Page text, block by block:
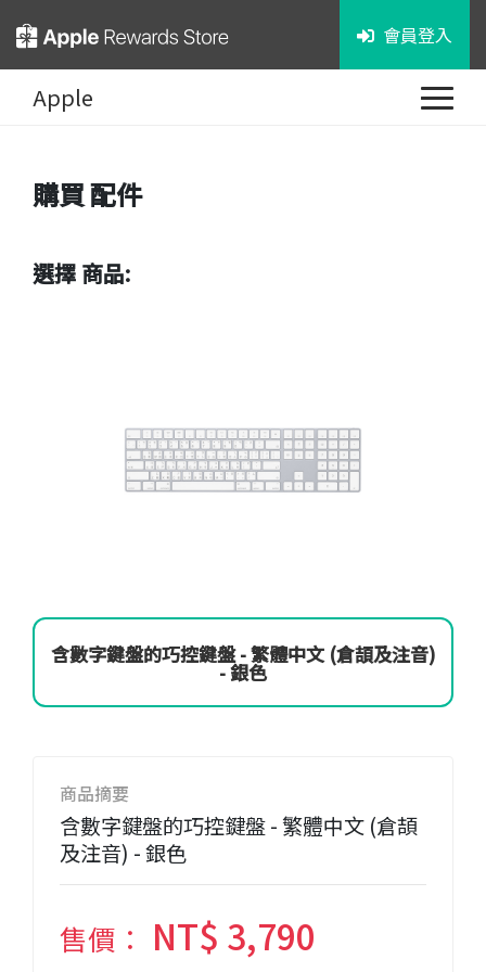
會員登入
Apple
購買配件
選擇 商品:
含數字鍵盤的巧控鍵盤 - 繁體中文 (倉頡及注音)
- 銀色
商品摘要
含數字鍵盤的巧控鍵盤 - 繁體中文 (倉頡
及注音) - 銀色
售價： NT$ 3,790